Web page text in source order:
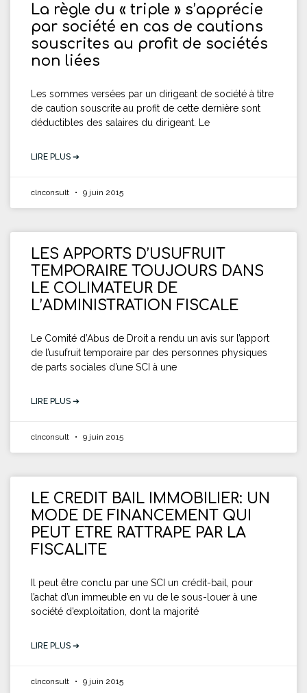
La règle du « triple » s’apprécie
par société en cas de cautions
souscrites au profit de sociétés
non liées
Les sommes versées par un dirigeant de société à titre
de caution souscrite au profit de cette dernière sont
déductibles des salaires du dirigeant. Le
LIRE PLUS ➔
clnconsult 9 juin 2015
LES APPORTS D’USUFRUIT
TEMPORAIRE TOUJOURS DANS
LE COLIMATEUR DE
L’ADMINISTRATION FISCALE
Le Comité d’Abus de Droit a rendu un avis sur l’apport
de l’usufruit temporaire par des personnes physiques
de parts sociales d’une SCI à une
LIRE PLUS ➔
clnconsult 9 juin 2015
LE CREDIT BAIL IMMOBILIER: UN
MODE DE FINANCEMENT QUI
PEUT ETRE RATTRAPE PAR LA
FISCALITE
Il peut être conclu par une SCI un crédit-bail, pour
l’achat d’un immeuble en vu de le sous-louer à une
société d’exploitation, dont la majorité
LIRE PLUS ➔
clnconsult 9 juin 2015